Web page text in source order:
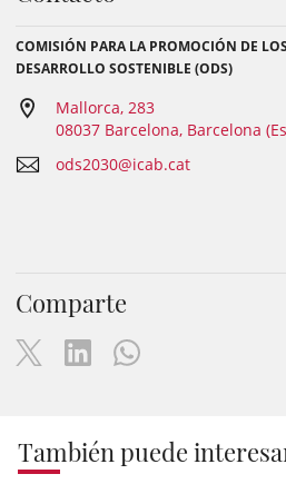
COMISIÓN PARA LA PROMOCIÓN DE
DESARROLLO SOSTENIBLE (ODS)
Mallorca, 283
08037 Barcelona, Barcelona
ods2030@icab.cat
Comparte
También puede